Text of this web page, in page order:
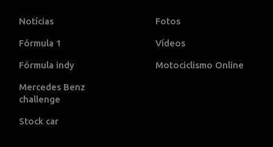
Notícias
Fórmula 1
Fórmula indy
Mercedes Benz
challenge
Stock car
Fotos
Vídeos
Motociclismo Online